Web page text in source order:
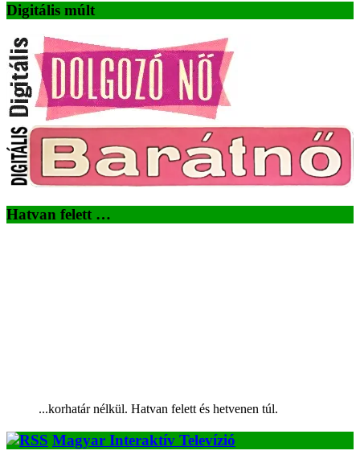
Digitális múlt
Hatvan felett …
...korhatár nélkül. Hatvan felett és hetvenen túl.
Magyar Interaktív Televízió